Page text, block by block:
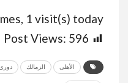
1 visit(s) today
Post Views: 596
الأهلى الزمالك دوري